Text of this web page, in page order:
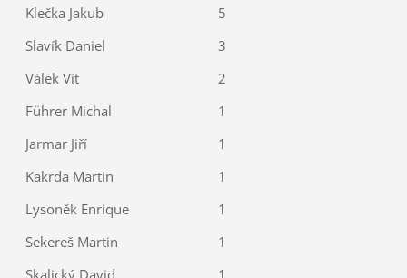
Klečka Jakub
5
Slavík Daniel
3
Válek Vít
2
Führer Michal
1
Jarmar Jiří
1
Kakrda Martin
1
Lysoněk Enrique
1
Sekereš Martin
1
Skalický David
1